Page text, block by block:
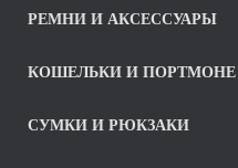
РЕМНИ И АКСЕССУАРЫ
КОШЕЛЬКИ И ПОРТМОНЕ
СУМКИ И РЮКЗАКИ